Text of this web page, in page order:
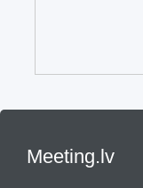
Meeting.lv